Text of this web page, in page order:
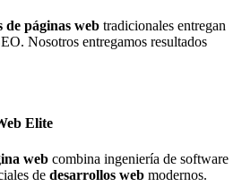
de páginas web tradicionales entregan
Nosotros entregamos resultados
Elite
web combina ingeniería de software
de desarrollos web modernos.